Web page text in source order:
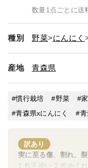
数量1点ごとに送
種別 野菜 にんにく
産地 青森県
慣行栽培 野菜
青森県xにんにく
訳あり
実に至る傷、割れ、
1.粒不揃い 2.皮めく